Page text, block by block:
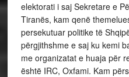
elektorati i saj Sekretare e
Tiranës, kam qenë
persekutuar politike të
përgjithshme e saj ku kemi
me organizatat e huaja për
është IRC, Oxfami. Kam